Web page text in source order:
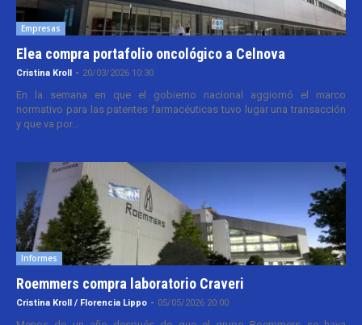
Empresas
Elea compra portafolio oncológico a Celnova
Cristina Kroll - 20/03/2026 10:30
En la semana en que el gobierno nacional aggiornó el marco
normativo para las patentes farmacéuticas tuvo lugar una transacción
y que va por...
Informes
Roemmers compra laboratorio Craveri
Cristina Kroll / Florencia Lippo - 05/05/2026 20:00